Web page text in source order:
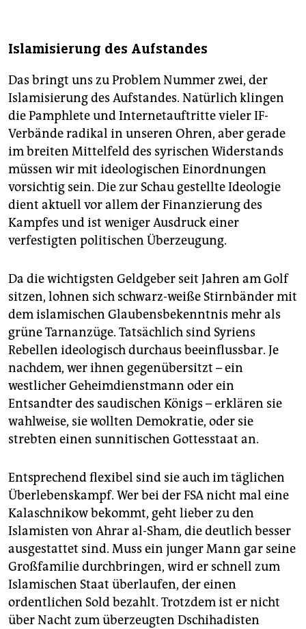
Islamisierung des Aufstandes
Das bringt uns zu Problem Nummer zwei, der
Islamisierung des Aufstandes. Natürlich klingen
die Pamphlete und Internetauftritte vieler IF-
Verbände radikal in unseren Ohren, aber gerade
im breiten Mittelfeld des syrischen Widerstands
müssen wir mit ideologischen Einordnungen
vorsichtig sein. Die zur Schau gestellte Ideologie
dient aktuell vor allem der Finanzierung des
Kampfes und ist weniger Ausdruck einer
verfestigten politischen Überzeugung.
Da die wichtigsten Geldgeber seit Jahren am Golf
sitzen, lohnen sich schwarz-weiße Stirnbänder mit
dem islamischen Glaubensbekenntnis mehr als
grüne Tarnanzüge. Tatsächlich sind Syriens
Rebellen ideologisch durchaus beeinflussbar. Je
nachdem, wer ihnen gegenübersitzt – ein
westlicher Geheimdienstmann oder ein
Entsandter des saudischen Königs – erklären sie
wahlweise, sie wollten Demokratie, oder sie
strebten einen sunnitischen Gottesstaat an.
Entsprechend flexibel sind sie auch im täglichen
Überlebenskampf. Wer bei der FSA nicht mal eine
Kalaschnikow bekommt, geht lieber zu den
Islamisten von Ahrar al-Sham, die deutlich besser
ausgestattet sind. Muss ein junger Mann gar seine
Großfamilie durchbringen, wird er schnell zum
Islamischen Staat überlaufen, der einen
ordentlichen Sold bezahlt. Trotzdem ist er nicht
über Nacht zum überzeugten Dschihadisten